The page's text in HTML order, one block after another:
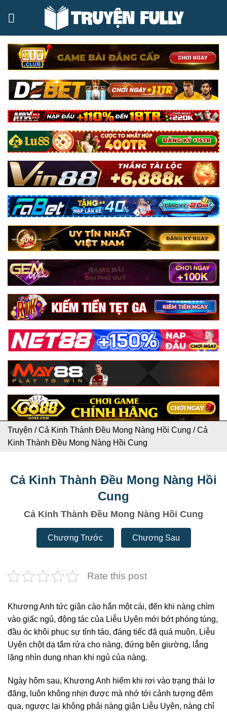
Truyện /Cả Kinh Thành Đều Mong Nàng Hồi Cung /Cả
Kinh Thành Đều Mong Nàng Hồi Cung
Cả Kinh Thành Đều Mong Nàng Hồi
Cung
Cả Kinh Thành Đều Mong Nàng Hồi Cung
Chương Trước Chương Sau
Rate this post
Khương Anh tức giận cào hắn một cái, đến khi nàng chìm
vào giấc ngủ, động tác của Liễu Uyên mới bớt phóng túng,
đầu óc khôi phục sự tỉnh táo, đáng tiếc đã quá muộn. Liễu
Uyên chột dạ tắm rửa cho nàng, đứng bên giường, lẳng
lặng nhìn dung nhan khi ngủ của nàng.
Ngày hôm sau, Khương Anh hiếm khi rơi vào trạng thái lơ
đãng, luôn không nhịn được mà nhớ tới cảnh tượng đêm
qua, ngược lại không phải nàng giận Liễu Uyên, nàng chỉ